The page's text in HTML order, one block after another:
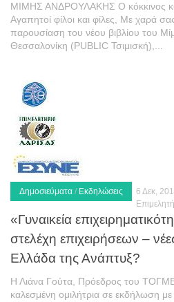
ΜΙΜΗΣ ΑΝΔΡΟΥΛΑΚΗΣ Ο κόκκινος
Αγαπητοί φίλοι και φίλες, Με χαρά
παρουσίαση του νέου βιβλίου του
Θεσσαλονίκη (PUBLIC Τσιμισκή),...
Δημοσιεύματα / Εκδηλώσεις 6 Δεκ,
«Γυναικεία
στελέχη επιχειρήσεων –
Ελλάδα της Ανάπτυξ?
Η Λιάνα Γούτα, Πρόεδρος του
καλεσμένη ομιλήτρια σε εκδήλωση